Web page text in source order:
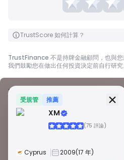
TrustScore 如何計算？
TrustFinance 不是持牌金融顧問，也與您
我們鼓勵您在做出任何投資決定前自行研究
受規管 推薦
XM
(75 評論)
Cyprus 2009(17 年)
安全資訊
由全球知名監管機構頒發，這些許可證